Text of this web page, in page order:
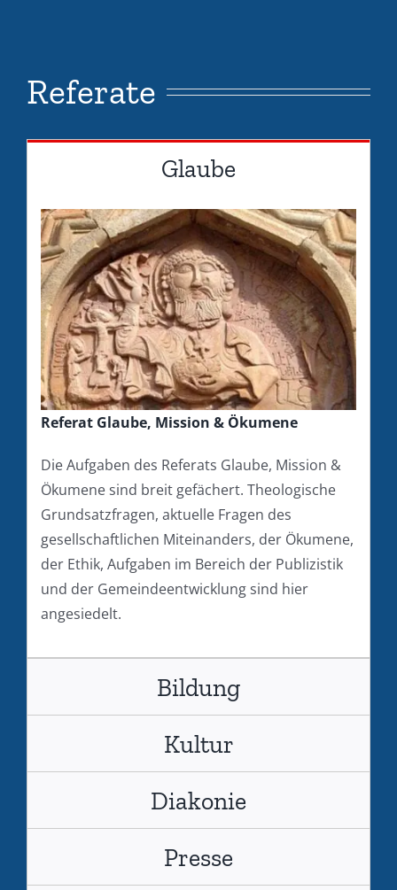
Referate
Glaube
Referat Glaube, Mission & Ökumene
Die Aufgaben des Referats Glaube, Mission &
Ökumene sind breit gefächert. Theologische
Grundsatzfragen, aktuelle Fragen des
gesellschaftlichen Miteinanders, der Ökumene,
der Ethik, Aufgaben im Bereich der Publizistik
und der Gemeindeentwicklung sind hier
angesiedelt.
Bildung
Kultur
Diakonie
Presse